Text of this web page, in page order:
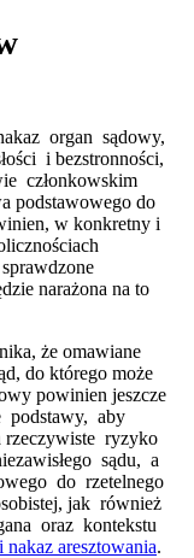
organ sądowy,
i bezstronności,
członkowskim
podstawowego do
w konkretny i
narażona na to
że omawiane
do którego może
powinien jeszcze
podstawy, aby
ryzyko
sądu, a
do rzetelnego
jak również
oraz kontekstu
nakaz aresztowania.